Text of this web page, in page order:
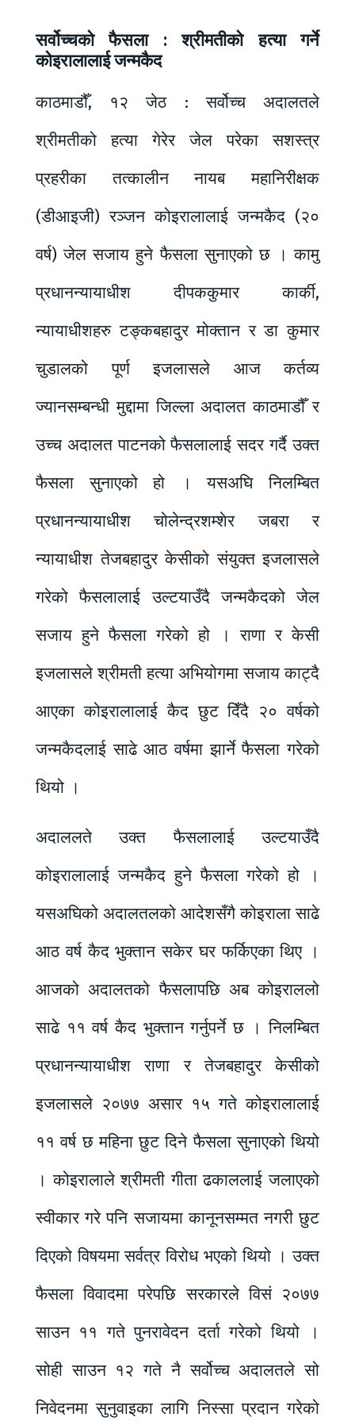
सर्वोच्चको फैसला : श्रीमतीको हत्या गर्ने
कोइरालालाई जन्मकैद
काठमाडौँ, १२ जेठ : सर्वोच्च अदालतले
श्रीमतीको हत्या गेरेर जेल परेका सशस्त्र
प्रहरीका तत्कालीन नायब महानिरीक्षक
(डीआइजी) रञ्जन कोइरालालाई जन्मकैद (२०
वर्ष) जेल सजाय हुने फैसला सुनाएको छ । कामु
प्रधानन्यायाधीश दीपककुमार कार्की,
न्यायाधीशहरु टङ्कबहादुर मोक्तान र डा कुमार
चुडालको पूर्ण इजलासले आज कर्तव्य
ज्यानसम्बन्धी मुद्दामा जिल्ला अदालत काठमाडौँ र
उच्च अदालत पाटनको फैसलालाई सदर गर्दै उक्त
फैसला सुनाएको हो । यसअघि निलम्बित
प्रधानन्यायाधीश चोलेन्द्रशम्शेर जबरा र
न्यायाधीश तेजबहादुर केसीको संयुक्त इजलासले
गरेको फैसलालाई उल्टयाउँदै जन्मकैदको जेल
सजाय हुने फैसला गरेको हो । राणा र केसी
इजलासले श्रीमती हत्या अभियोगमा सजाय काट्दै
आएका कोइरालालाई कैद छुट दिँदै २० वर्षको
जन्मकैदलाई साढे आठ वर्षमा झार्ने फैसला गरेको
थियो ।
अदाललते उक्त फैसलालाई उल्टयाउँदै
कोइरालालाई जन्मकैद हुने फैसला गरेको हो ।
यसअघिको अदालतलको आदेशसँगै कोइराला साढे
आठ वर्ष कैद भुक्तान सकेर घर फर्किएका थिए ।
आजको अदालतको फैसलापछि अब कोइराललो
साढे ११ वर्ष कैद भुक्तान गर्नुपर्ने छ । निलम्बित
प्रधानन्यायाधीश राणा र तेजबहादुर केसीको
इजलासले २०७७ असार १५ गते कोइरालालाई
११ वर्ष छ महिना छुट दिने फैसला सुनाएको थियो
। कोइरालाले श्रीमती गीता ढकाललाई जलाएको
स्वीकार गरे पनि सजायमा कानूनसम्मत नगरी छुट
दिएको विषयमा सर्वत्र विरोध भएको थियो । उक्त
फैसला विवादमा परेपछि सरकारले विसं २०७७
साउन ११ गते पुनरावेदन दर्ता गरेको थियो ।
सोही साउन १२ गते नै सर्वोच्च अदालतले सो
निवेदनमा सुनुवाइका लागि निस्सा प्रदान गरेको